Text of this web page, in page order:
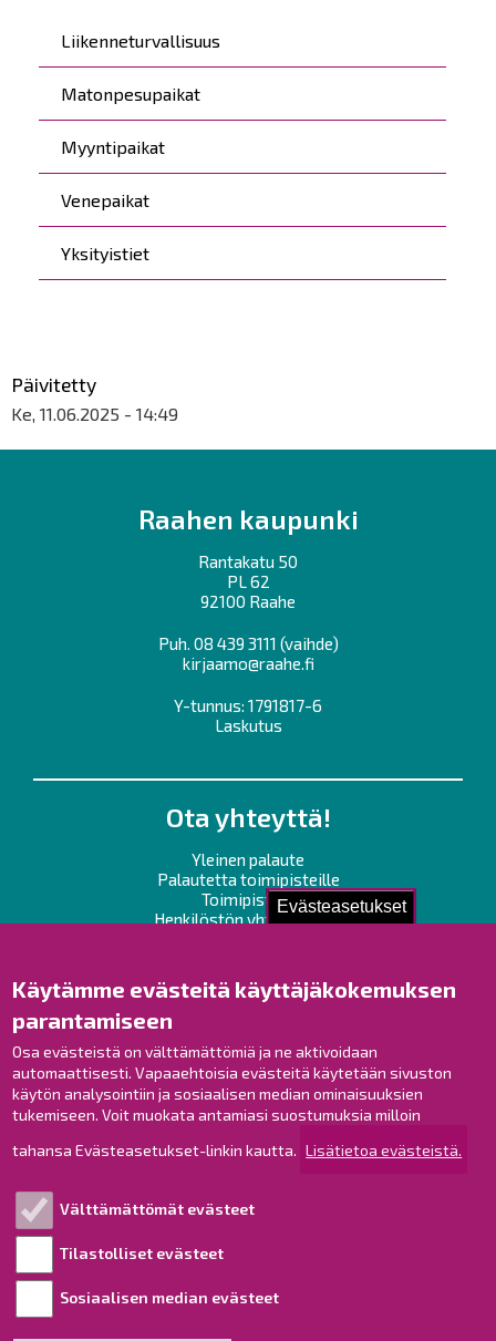
Evästeasetukset
Käytämme evästeitä käyttäjäkokemuksen
parantamiseen
Osa evästeistä on välttämättömiä ja ne aktivoidaan
automaattisesti. Vapaaehtoisia evästeitä käytetään sivuston
käytön analysointiin ja sosiaalisen median ominaisuuksien
tukemiseen. Voit muokata antamiasi suostumuksia milloin
tahansa Evästeasetukset-linkin kautta. Lisätietoa evästeistä.
Välttämättömät evästeet
Tilastolliset evästeet
Sosiaalisen median evästeet
Liikenneturvallisuus
Matonpesupaikat
Myyntipaikat
Venepaikat
Yksityistiet
Päivitetty
Ke, 11.06.2025 - 14:49
Raahen kaupunki
Rantakatu 50
PL 62
92100 Raahe
Puh. 08 439 3111 (vaihde)
kirjaamo@raahe.fi
Y-tunnus: 1791817-6
Laskutus
Ota yhteyttä!
Yleinen palaute
Palautetta toimipisteille
Toimipisteet
Henkilöstön yhteystiedot
Raahe Facebookissa
Raahe Instagramissa
Raahe LinkedInissä
Raahe YouTubessa
Esityslistat ja pöytäkirjat
Viranhaltijapäätökset